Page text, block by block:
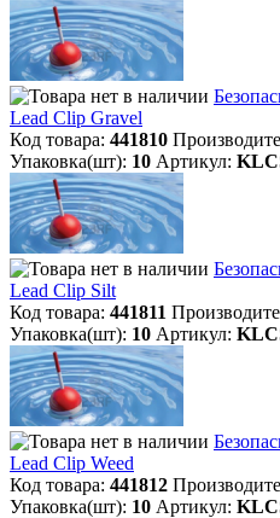
Lead Clip Gravel
Код товара: 441810
Упаковка(шт): 10 Артикул:
Lead Clip Silt
Код товара: 441811
Упаковка(шт): 10 Артикул:
Lead Clip Weed
Код товара: 441812
Упаковка(шт): 10 Артикул: